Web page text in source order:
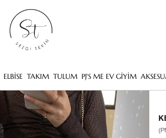
ELBİSE TAKIM TULUM PJ'S ME EV GİYİM